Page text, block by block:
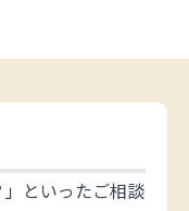
」といったご相談